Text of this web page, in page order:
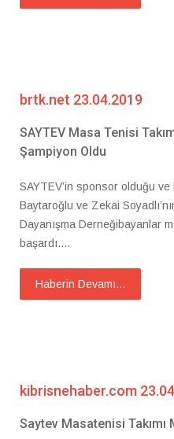
brtk.net 23.04.2019
SAYTEV Masa Tenisi
Şampiyon Oldu
SAYTEV’in sponsor olduğu ve
Baytaroğlu ve Zekai
Dayanışma Derneğibayanlar
başardı....
Haberin Devamı...
kibrisnehaber.com
Saytev Masatenisi Takımı